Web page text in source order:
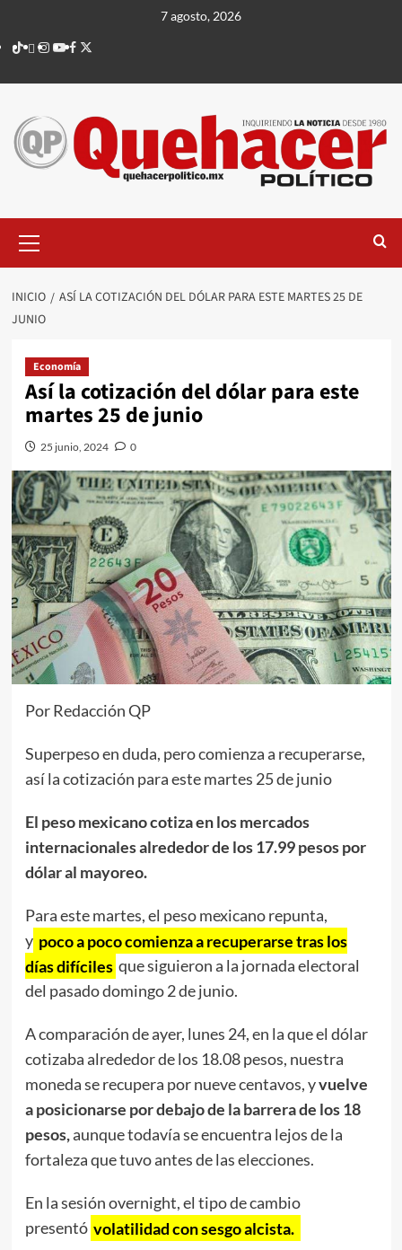
contenido
7 agosto, 2026
TikTok
threads
Instagram
Youtube
Facebook
X
principal
INICIO
ASÍ LA COTIZACIÓN DEL DÓLAR PARA ESTE MARTES 25 DE
JUNIO
Economía
Así la cotización del dólar para este
martes 25 de junio
25 junio, 2024 0
Por Redacción QP
Superpeso en duda, pero comienza a recuperarse,
así la cotización para este martes 25 de junio
El peso mexicano cotiza en los mercados
internacionales alrededor de los 17.99 pesos por
dólar al mayoreo.
Para este martes, el peso mexicano repunta,
y poco a poco comienza a recuperarse tras los
días difíciles que siguieron a la jornada electoral
del pasado domingo 2 de junio.
A comparación de ayer, lunes 24, en la que el dólar
cotizaba alrededor de los 18.08 pesos, nuestra
moneda se recupera por nueve centavos, yvuelve
a posicionarse por debajo de la barrera de los 18
pesos,aunque todavía se encuentra lejos de la
fortaleza que tuvo antes de las elecciones.
En la sesión overnight, el tipo de cambio
presentó volatilidad con sesgo alcista.